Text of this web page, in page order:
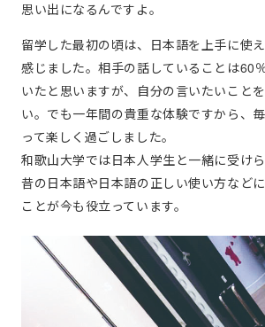
思い出になるんですよ。
留学した最初の頃は、日本語を上手に使
感じました。相手の話していることは60
いたと思いますが、自分の言いたいこと
い。でも一年間の貴重な体験ですから、
って楽しく過ごしました。
和歌山大学では日本人学生と一緒に受けら
昔の日本語や日本語の正しい使い方など
ことが今も役立っています。